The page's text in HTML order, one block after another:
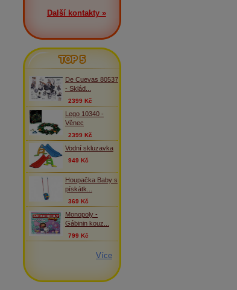
Další kontakty »
TOP 5
De Cuevas 80537
- Sklád...
2399 Kč
Lego 10340 -
Věnec
2399 Kč
Vodní skluzavka
949 Kč
Houpačka Baby s
pískátk...
369 Kč
Monopoly -
Gábinin kouz...
799 Kč
Více